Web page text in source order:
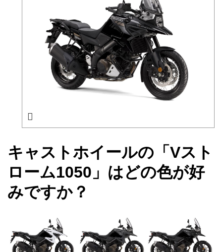
キャストホイールの「Vスト
ローム1050」はどの色が好
みですか？